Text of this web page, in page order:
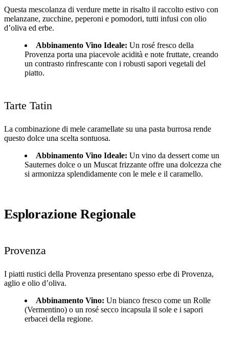
Questa mescolanza di verdure mette in risalto il raccolto estivo con
melanzane, zucchine, peperoni e pomodori, tutti infusi con olio
d’oliva ed erbe.
Abbinamento Vino Ideale: Un rosé fresco della
Provenza porta una piacevole acidità e note fruttate, creando
un contrasto rinfrescante con i robusti sapori vegetali del
piatto.
Tarte Tatin
La combinazione di mele caramellate su una pasta burrosa rende
questo dolce una scelta sontuosa.
Abbinamento Vino Ideale: Un vino da dessert come un
Sauternes dolce o un Muscat frizzante offre una dolcezza che
si armonizza splendidamente con le mele e il caramello.
Esplorazione Regionale
Provenza
I piatti rustici della Provenza presentano spesso erbe di Provenza,
aglio e olio d’oliva.
Abbinamento Vino: Un bianco fresco come un Rolle
(Vermentino) o un rosé secco incapsula il sole e i sapori
erbacei della regione.